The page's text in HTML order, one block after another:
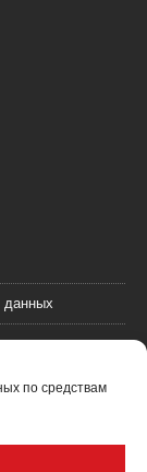
по средствам
данных